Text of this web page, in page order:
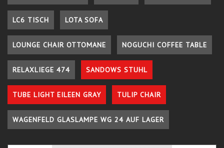
LC6 TISCH LOTA SOFA
LOUNGE CHAIR OTTOMANE NOGUCHI COFFEE TABLE
RELAXLIEGE 474 SANDOWS STUHL
TUBE LIGHT EILEEN GRAY TULIP CHAIR
WAGENFELD GLASLAMPE WG 24 AUF LAGER